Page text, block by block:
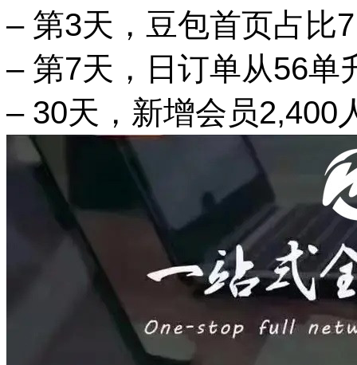
– 第3天，豆包首页占比
– 第7天，日订单从56单
– 30天，新增会员2,400